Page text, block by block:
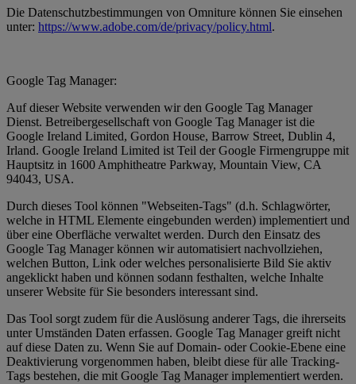
Die Datenschutzbestimmungen von Omniture können Sie einsehen
unter: https://www.adobe.com/de/privacy/policy.html.
Google Tag Manager:
Auf dieser Website verwenden wir den Google Tag Manager
Dienst. Betreibergesellschaft von Google Tag Manager ist die
Google Ireland Limited, Gordon House, Barrow Street, Dublin 4,
Irland. Google Ireland Limited ist Teil der Google Firmengruppe mit
Hauptsitz in 1600 Amphitheatre Parkway, Mountain View, CA
94043, USA.
Durch dieses Tool können "Webseiten-Tags" (d.h. Schlagwörter,
welche in HTML Elemente eingebunden werden) implementiert und
über eine Oberfläche verwaltet werden. Durch den Einsatz des
Google Tag Manager können wir automatisiert nachvollziehen,
welchen Button, Link oder welches personalisierte Bild Sie aktiv
angeklickt haben und können sodann festhalten, welche Inhalte
unserer Website für Sie besonders interessant sind.
Das Tool sorgt zudem für die Auslösung anderer Tags, die ihrerseits
unter Umständen Daten erfassen. Google Tag Manager greift nicht
auf diese Daten zu. Wenn Sie auf Domain- oder Cookie-Ebene eine
Deaktivierung vorgenommen haben, bleibt diese für alle Tracking-
Tags bestehen, die mit Google Tag Manager implementiert werden.